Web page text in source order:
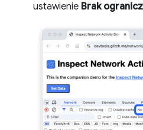
ustawienie Brak